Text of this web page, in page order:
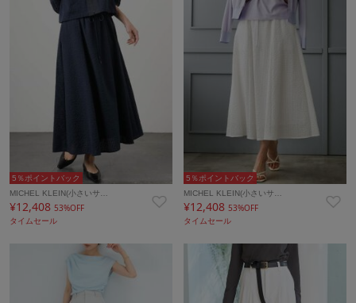
5％ポイントバック
MICHEL KLEIN(小さいサ…
¥12,408 53%OFF
タイムセール
5％ポイントバック
MICHEL KLEIN(小さいサ…
¥12,408 53%OFF
タイムセール